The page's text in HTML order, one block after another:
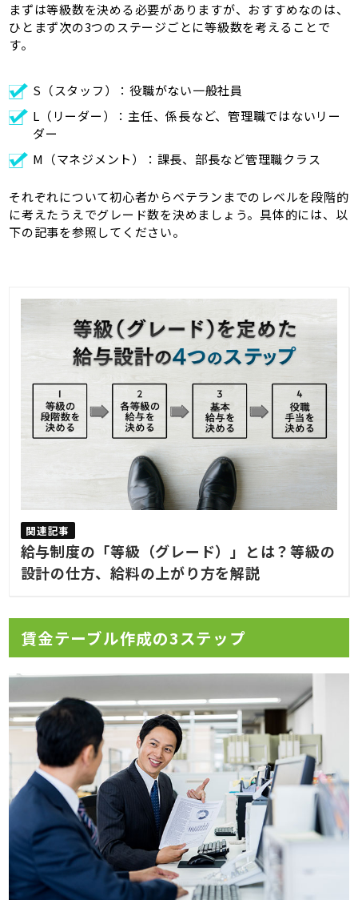
まずは等級数を決める必要がありますが、おすすめなのは、
ひとまず次の3つのステージごとに等級数を考えることで
す。
S（スタッフ）：役職がない一般社員
L（リーダー）：主任、係長など、管理職ではないリー
ダー
M（マネジメント）：課長、部長など管理職クラス
それぞれについて初心者からベテランまでのレベルを段階的
に考えたうえでグレード数を決めましょう。具体的には、以
下の記事を参照してください。
給与制度の「等級（グレード）」とは？等級の
設計の仕方、給料の上がり方を解説
賃金テーブル作成の3ステップ